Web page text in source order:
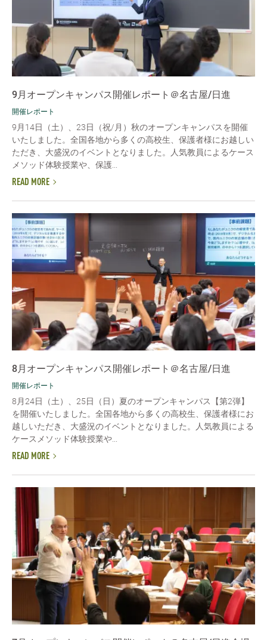
9月オープンキャンパス開催レポート＠名古屋/日進
開催レポート
9月14日（土）、23日（祝/月）秋のオープンキャンパスを開催
いたしました。全国各地から多くの高校生、保護者様にお越しい
ただき、大盛況のイベントとなりました。人気教員によるケース
メソッド体験授業や、保護...
READ MORE
8月オープンキャンパス開催レポート＠名古屋/日進
開催レポート
8月24日（土）、25日（日）夏のオープンキャンパス【第2弾】
を開催いたしました。全国各地から多くの高校生、保護者様にお
越しいただき、大盛況のイベントとなりました。人気教員による
ケースメソッド体験授業や...
READ MORE